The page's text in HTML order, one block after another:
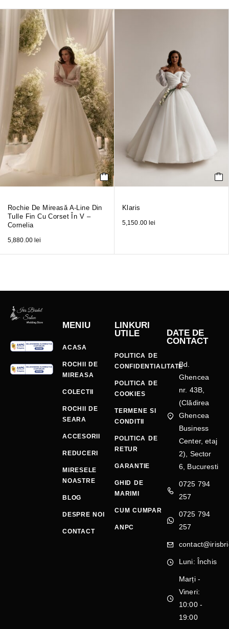
Rochie De Mireasă A-Line Din
Tulle Fin Cu Corset În V –
Cornelia
5,880.00 lei
Klaris
5,150.00 lei
MENIU
ACASA
ROCHII DE
MIREASA
COLECTII
ROCHII DE
SEARA
ACCESORII
REDUCERI
MIRESELE
NOASTRE
BLOG
DESPRE NOI
CONTACT
LINKURI
UTILE
POLITICA DE
CONFIDENTIALITATE
POLITICA DE
COOKIES
TERMENE SI
CONDITII
POLITICA DE
RETUR
GARANTIE
GHID DE
MARIMI
CUM CUMPAR
ANPC
DATE DE
CONTACT
Bd.
Ghencea
nr. 43B,
(Clădirea
Ghencea
Business
Center, etaj
2), Sector
6, Bucuresti
0725 794
257
0725 794
257
Luni: Închis
Marți -
Vineri:
10:00 -
19:00